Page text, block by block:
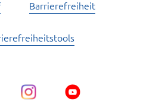
Barrierefreiheit